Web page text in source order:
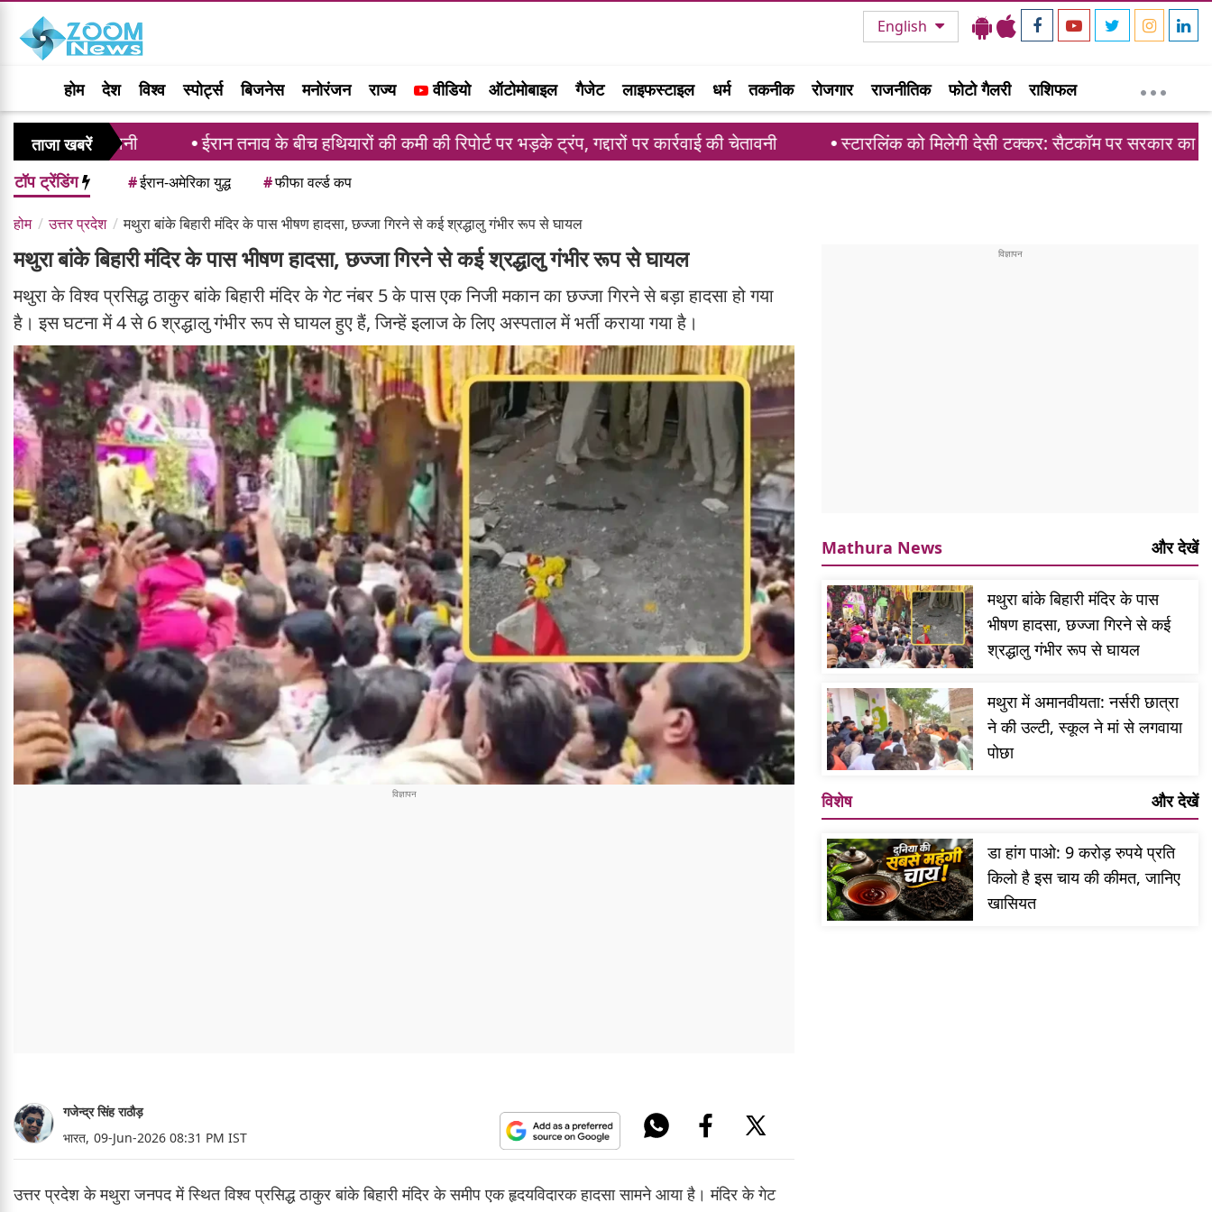
English
होम देश विश्व स्पोर्ट्स बिजनेस मनोरंजन राज्य वीडियो ऑटोमोबाइल गैजेट लाइफस्टाइल धर्म तकनीक रोजगार राजनीतिक फोटो गैलरी राशिफल
ताजा खबरेंईरान तनाव के बीच हथियारों की कमी की रिपोर्ट पर भड़के ट्रंप, गद्दारों पर कार्रवाई की चेतावनी स्टारलिंक को मिलेगी देसी टक्कर: सैटकॉम पर सरकार का मास्टरप्लान तैयार
टॉप ट्रेंडिंग #ईरान-अमेरिका युद्ध #फीफा वर्ल्ड कप
होम उत्तर प्रदेश मथुरा बांके बिहारी मंदिर के पास भीषण हादसा, छज्जा गिरने से कई श्रद्धालु गंभीर रूप से घायल
मथुरा बांके बिहारी मंदिर के पास भीषण हादसा, छज्जा गिरने से कई श्रद्धालु गंभीर रूप से घायल
मथुरा के विश्व प्रसिद्ध ठाकुर बांके बिहारी मंदिर के गेट नंबर 5 के पास एक निजी मकान का छज्जा गिरने से बड़ा हादसा हो गया
है। इस घटना में 4 से 6 श्रद्धालु गंभीर रूप से घायल हुए हैं, जिन्हें इलाज के लिए अस्पताल में भर्ती कराया गया है।
गजेन्द्र सिंह राठौड़
भारत, 09-Jun-2026 08:31 PM IST
उत्तर प्रदेश के मथुरा जनपद में स्थित विश्व प्रसिद्ध ठाकुर बांके बिहारी मंदिर के समीप एक हृदयविदारक हादसा सामने आया है। मंदिर के गेट
Mathura News और देखें
मथुरा बांके बिहारी मंदिर के पास
भीषण हादसा, छज्जा गिरने से कई
श्रद्धालु गंभीर रूप से घायल
मथुरा में अमानवीयता: नर्सरी छात्रा
ने की उल्टी, स्कूल ने मां से लगवाया
पोछा
विशेष और देखें
डा हांग पाओ: 9 करोड़ रुपये प्रति
किलो है इस चाय की कीमत, जानिए
खासियत